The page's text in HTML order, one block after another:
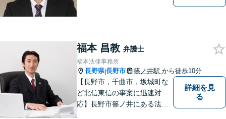
福本 昌教 弁護士
福本法律事務所
長野県|長野市 篠ノ井駅 から徒歩10分
【長野市，千曲市，坂城町な
ど北信東信の事案に迅速対
応】長野市篠ノ井にある法律
詳細を見
る